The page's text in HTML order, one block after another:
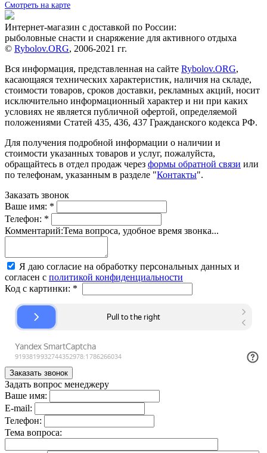
Смотреть на карте
Интернет-магазин с доставкой по России:
рыболовные снасти и снаряжение для активного отдыха
© Rybolov.ORG, 2006-2021 гг.
Вся информация, представленная на сайте Rybolov.ORG,
касающаяся технических характеристик, наличия на складе,
стоимости товаров, сроков доставки, рекламных акций, носит
исключительно информационный характер и ни при каких
условиях не является публичной офертой, определяемой
положениями Статей 435, 436, 437 Гражданского кодекса РФ.
Для получения подробной информации о наличии и
стоимости указанных товаров и услуг, пожалуйста,
обращайтесь в отдел продаж через формы обратной связи или
по телефонам, указанным в разделе "Контакты".
Заказать звонок
Ваше имя: *
Телефон: *
Комментарий:Тема вопроса, удобное время звонка...
Я даю согласие на обработку персональных данных и
согласен с политикой конфиденциальности
Код с картинки: *
Задать вопрос менеджеру
Ваше имя:
E-mail:
Телефон:
Тема вопроса: